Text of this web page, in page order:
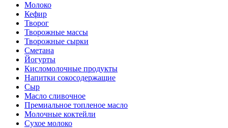
Молоко
Кефир
Творог
Творожные массы
Творожные сырки
Сметана
Йогурты
Кисломолочные продукты
Напитки сокосодержащие
Сыр
Масло сливочное
Премиальное топленое масло
Молочные коктейли
Сухое молоко